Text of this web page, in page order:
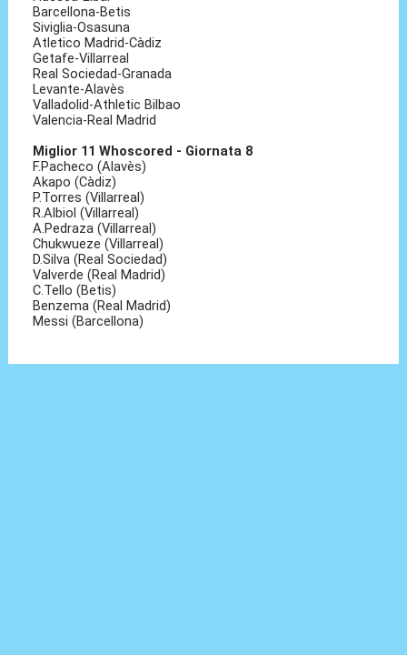
Barcellona-Betis
Siviglia-Osasuna
Atletico Madrid-Càdiz
Getafe-Villarreal
Real Sociedad-Granada
Levante-Alavès
Valladolid-Athletic Bilbao
Valencia-Real Madrid
Miglior 11 Whoscored - Giornata 8
F.Pacheco (Alavès)
Akapo (Càdiz)
P.Torres (Villarreal)
R.Albiol (Villarreal)
A.Pedraza (Villarreal)
Chukwueze (Villarreal)
D.Silva (Real Sociedad)
Valverde (Real Madrid)
C.Tello (Betis)
Benzema (Real Madrid)
Messi (Barcellona)